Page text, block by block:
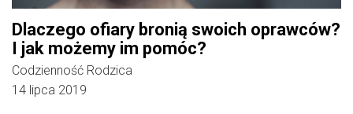
Dlaczego ofiary bronią swoich oprawców?
I jak możemy im pomóc?
Codzienność Rodzica
14 lipca 2019